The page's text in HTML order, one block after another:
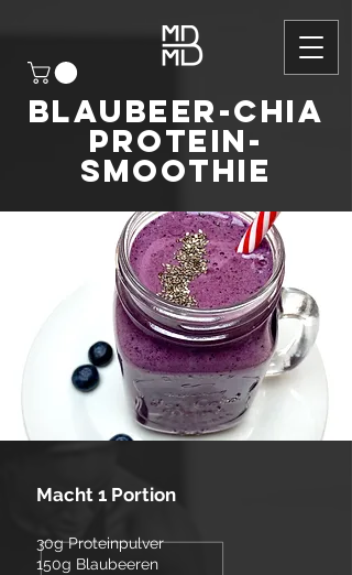
BLAUBEER-chia
protein-
smoothie
Macht 1 Portion
30g Proteinpulver
150g Blaubeeren